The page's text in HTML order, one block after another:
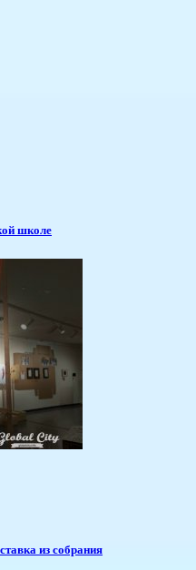
школе
из собрания